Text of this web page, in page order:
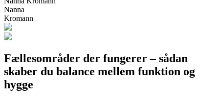
Nanna
Kromann
Fællesområder der fungerer – sådan
skaber du balance mellem funktion og
hygge